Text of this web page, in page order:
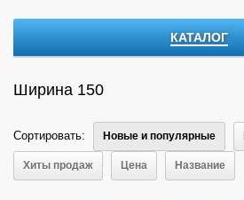
КАТАЛОГ
Ширина 150
Сортировать: Новые и популярные
Хиты продаж Цена Название